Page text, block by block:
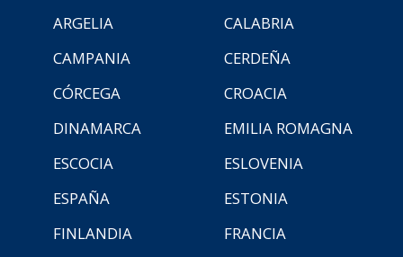
ARGELIA
CALABRIA
CAMPANIA
CERDEÑA
CÓRCEGA
CROACIA
DINAMARCA
EMILIA ROMAGNA
ESCOCIA
ESLOVENIA
ESPAÑA
ESTONIA
FINLANDIA
FRANCIA